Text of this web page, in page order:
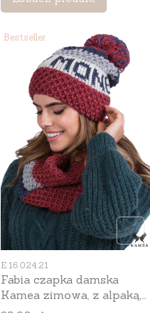
Bestseller
Kod produktu
E.16.024.21
Fabia czapka damska
Kamea zimowa, z alpaką,
moherem i wełną, rozmiar